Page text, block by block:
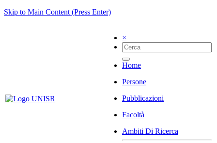
Skip to Main Content (Press Enter)
×
Home
Persone
Pubblicazioni
Facoltà
Ambiti Di Ricerca